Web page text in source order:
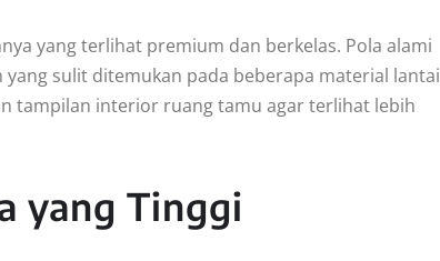
yang terlihat premium dan berkelas. Pola alami
sulit ditemukan pada beberapa material lantai
tampilan interior ruang tamu agar terlihat lebih
yang Tinggi